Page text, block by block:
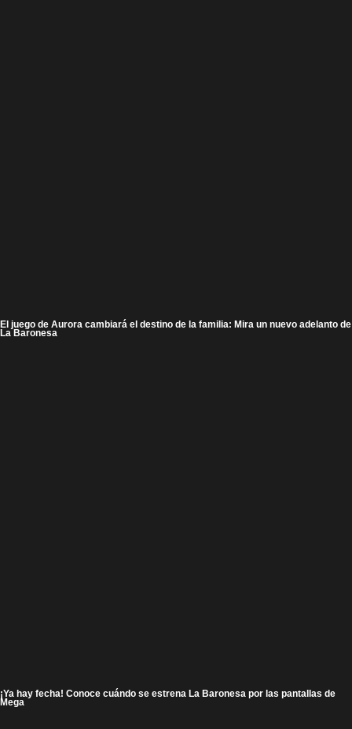
El juego de Aurora cambiará el destino de la familia: Mira un nuevo adelanto de
La Baronesa
¡Ya hay fecha! Conoce cuándo se estrena La Baronesa por las pantallas de
Mega